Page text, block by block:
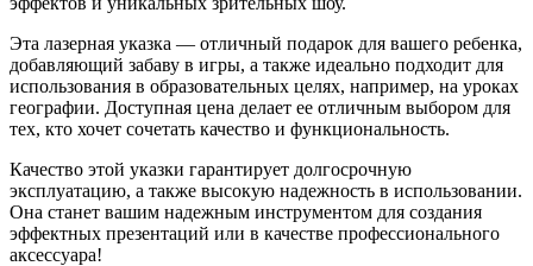
Эта лазерная указка — отличный подарок для вашего ребенка,
добавляющий забаву в игры, а также идеально подходит для
использования в образовательных целях, например, на уроках
географии. Доступная цена делает ее отличным выбором для
тех, кто хочет сочетать качество и функциональность.
Качество этой указки гарантирует долгосрочную
эксплуатацию, а также высокую надежность в использовании.
Она станет вашим надежным инструментом для создания
эффектных презентаций или в качестве профессионального
аксессуара!